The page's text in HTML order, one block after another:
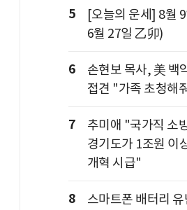
5
[오늘의 운세] 8월
6월 27일 乙卯)
6
손현보 목사, 美 백
접견 "가족 초청해
7
추미애 "국가직 소
경기도가 1조원 이
개혁 시급"
8
스마트폰 배터리